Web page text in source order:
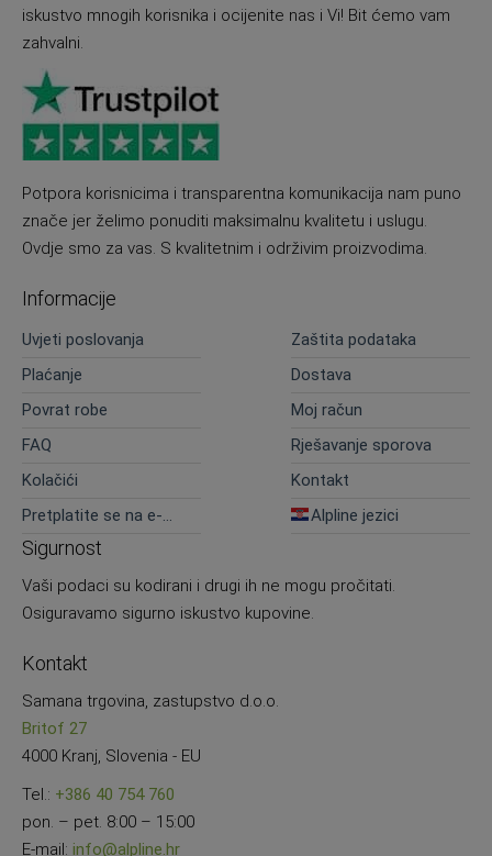
iskustvo mnogih korisnika i ocijenite nas i Vi! Bit ćemo vam
zahvalni.
Potpora korisnicima i transparentna komunikacija nam puno
znače jer želimo ponuditi maksimalnu kvalitetu i uslugu.
Ovdje smo za vas. S kvalitetnim i održivim proizvodima.
Informacije
Uvjeti poslovanja
Zaštita podataka
Plaćanje
Dostava
Povrat robe
Moj račun
FAQ
Rješavanje sporova
Kolačići
Kontakt
Pretplatite se na e-
Alpline jezici
Sigurnost
Vaši podaci su kodirani i drugi ih ne mogu pročitati.
Osiguravamo sigurno iskustvo kupovine.
Kontakt
Samana trgovina, zastupstvo d.o.o.
Britof 27
4000 Kranj, Slovenia - EU
Tel.: +386 40 754 760
pon. – pet. 8:00 – 15:00
E-mail: info@alpline.hr